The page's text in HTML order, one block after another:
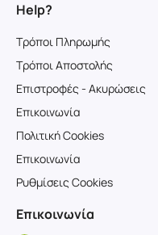
Help?
Τρόποι Πληρωμής
Τρόποι Αποστολής
Επιστροφές - Ακυρώσεις
Επικοινωνία
Πολιτική Cookies
Επικοινωνία
Ρυθμίσεις Cookies
Επικοινωνία